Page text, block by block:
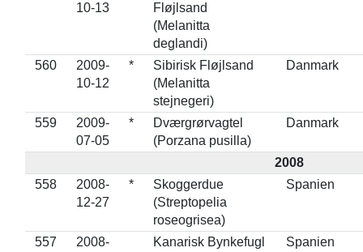
10-13
Fløjlsand
(Melanitta
deglandi)
560
2009-
10-12
*
Sibirisk Fløjlsand
(Melanitta
stejnegeri)
Danmark
559
2009-
07-05
*
Dværgrørvagtel
(Porzana pusilla)
Danmark
2008
558
2008-
12-27
*
Skoggerdue
(Streptopelia
roseogrisea)
Spanien
557
2008-
Kanarisk Bynkefugl
Spanien